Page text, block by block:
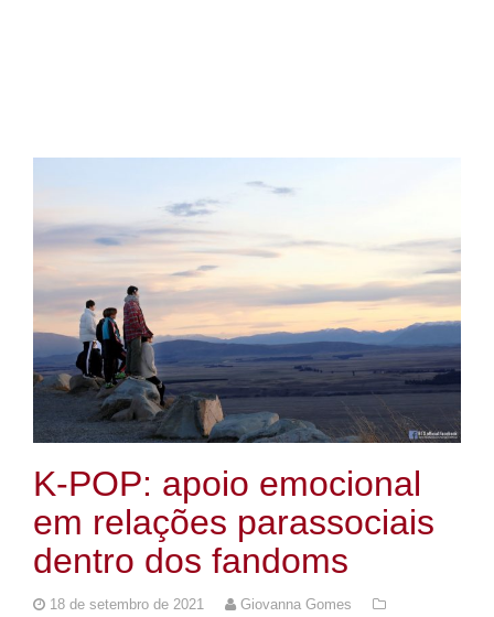
K-POP: apoio emocional
em relações parassociais
dentro dos fandoms
18 de setembro de 2021
Giovanna Gomes